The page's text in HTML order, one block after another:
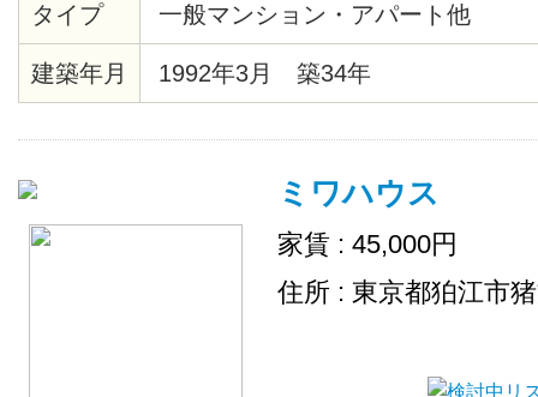
タイプ 一般マンション・アパート他
建築年月 1992年3月 築34年
ミワハウス
家賃 : 45,000円
住所 : 東京都狛江市